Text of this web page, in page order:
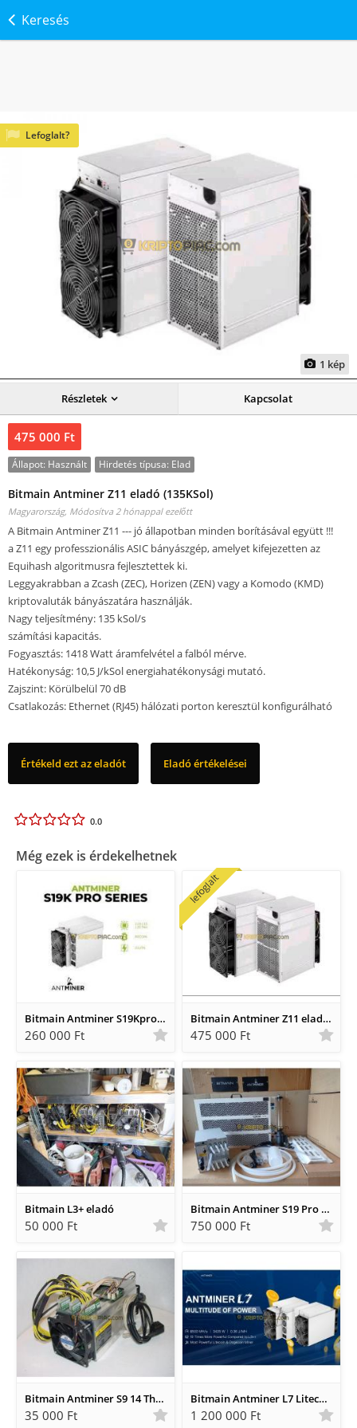
Keresés
Lefoglalt?
1 kép
Részletek Kapcsolat
475 000 Ft
Állapot: Használt Hirdetés típusa: Elad
Bitmain Antminer Z11 eladó (135KSol)
Magyarország, Módosítva 2 hónappal ezelőtt
A Bitmain Antminer Z11 --- jó állapotban minden borításával együtt !!!
a Z11 egy professzionális ASIC bányászgép, amelyet kifejezetten az
Equihash algoritmusra fejlesztettek ki.
Leggyakrabban a Zcash (ZEC), Horizen (ZEN) vagy a Komodo (KMD)
kriptovaluták bányászatára használják.
Nagy teljesítmény: 135 kSol/s
számítási kapacitás.
Fogyasztás: 1418 Watt áramfelvétel a falból mérve.
Hatékonyság: 10,5 J/kSol energiahatékonysági mutató.
Zajszint: Körülbelül 70 dB
Csatlakozás: Ethernet (RJ45) hálózati porton keresztül konfigurálható
Értékeld ezt az eladót Eladó értékelései
0.0
Még ezek is érdekelhetnek
Bitmain Antminer S19Kpro 115 TH eladó
260 000 Ft
lefoglalt
Bitmain Antminer Z11 eladó (135KSol)
475 000 Ft
Bitmain L3+ eladó
50 000 Ft
Bitmain Antminer S19 Pro + Hydro 198 ths vízhűtéses bitcoin miner.
750 000 Ft
Bitmain Antminer S9 14 Th 1250W Bitcoin minerek garanciával.
35 000 Ft
Bitmain Antminer L7 Litecoin, Dogecoin miner eladó 9500 MHS
1 200 000 Ft